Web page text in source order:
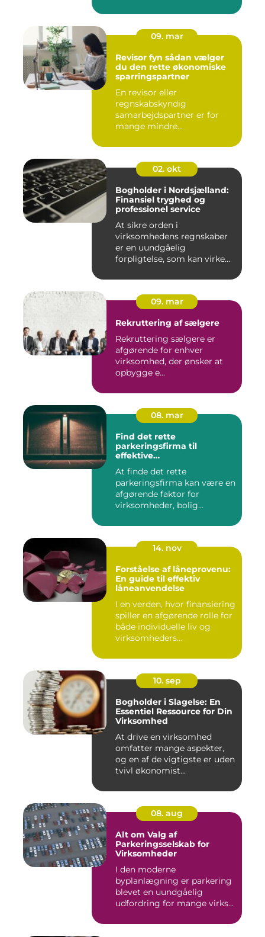
09. mar
Revisor fyn sådan vælger
du den rette økonomiske
sparringspartner
En revisor eller
regnskabskyndig
samarbejdspartner er for
mange mindre
ro...
02. okt
Bogholder i Nordsjælland:
Finansiel tryghed og
professionel service
At sikre orden i
virksomhedens regnskaber
er en uundgåelig
forpligtelse, som kan virke
09. mar
Rekruttering af sælgere
Rekruttering sælgere er
afgørende for enhver
virksomhed, der ønsker at
opbygge e...
08. mar
Find det rette
parkeringsfirma til
effektive
At finde det rette
parkeringsfirma kan være en
afgørende faktor for
virksomheder, bolig...
14. nov
Forståelse af låneprovenu:
En guide til effektiv
låneanvendelse
I en verden, hvor finansiering
spiller en afgørende rolle for
både individuelle liv og
virksomheders...
10. sep
Bogholder i Slagelse: En
Essentiel Ressource for Din
Virksomhed
At drive en virksomhed
omfatter mange aspekter,
og en af de vigtigste er uden
tvivl økonomist...
08. aug
Alt om Valg af
Parkeringsselskab for
Virksomheder
I den moderne
byplanlægning er parkering
blevet en uundgåelig
udfordring for mange virks...